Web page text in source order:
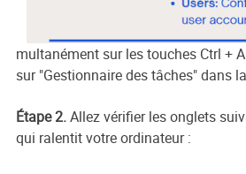
multanément sur les touches Ctrl +
sur "Gestionnaire des tâches" dans
Étape 2.Allez vérifier les onglets
qui ralentit votre ordinateur :